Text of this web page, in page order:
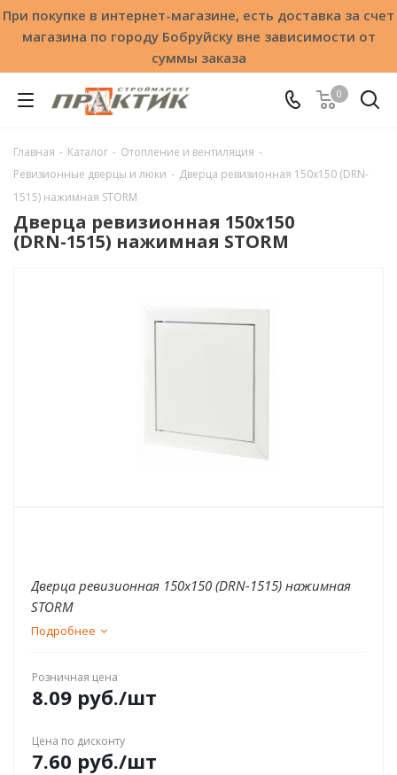
При покупке в интернет-магазине, есть доставка за счет
магазина по городу Бобруйску вне зависимости от
суммы заказа
0
Главная - Каталог - Отопление и вентиляция -
Ревизионные дверцы и люки - Дверца ревизионная 150x150 (DRN-
1515) нажимная STORM
Дверца ревизионная 150x150
(DRN-1515) нажимная STORM
Дверца ревизионная 150x150 (DRN-1515) нажимная
STORM
Подробнее
Розничная цена
8.09 руб./шт
Цена по дисконту
7.60 руб./шт